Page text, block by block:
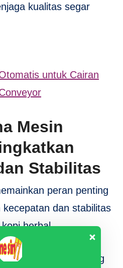
kualitas segar
untuk Cairan
Mesin
Stabilitas
peran penting
dan stabilitas
herbal.
mesin canggih yang